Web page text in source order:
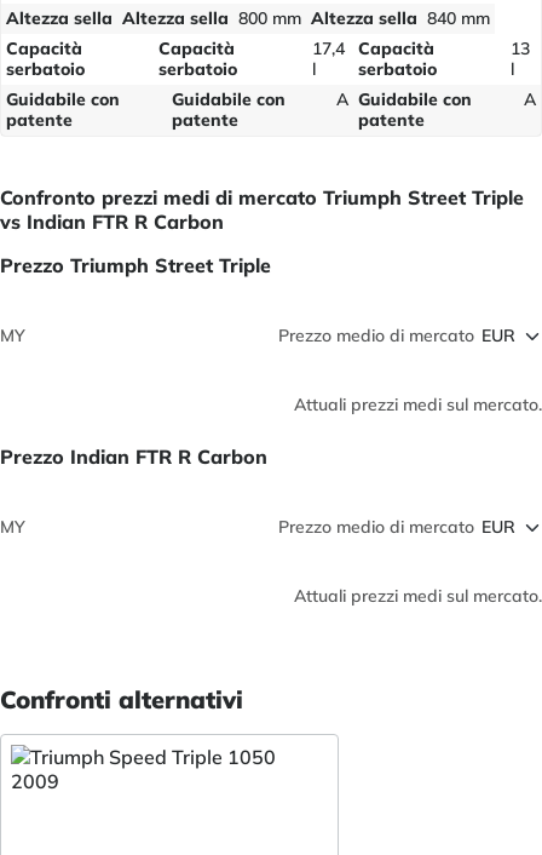
Altezza sella Altezza sella 800 mm Altezza sella 840 mm
Capacità
serbatoio
Capacità
serbatoio
17,4
l
Capacità
serbatoio
13
l
Guidabile con
patente
Guidabile con
patente
A Guidabile con
patente
A
Confronto prezzi medi di mercato Triumph Street Triple
vs Indian FTR R Carbon
Prezzo Triumph Street Triple
MY Prezzo medio di mercato
Attuali prezzi medi sul mercato.
Prezzo Indian FTR R Carbon
MY Prezzo medio di mercato
Attuali prezzi medi sul mercato.
Confronti alternativi